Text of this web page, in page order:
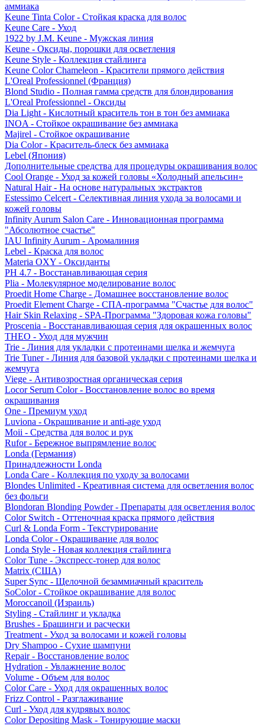
аммиака
Keune Tinta Color - Стойкая краска для волос
Keune Care - Уход
1922 by J.M. Keune - Мужская линия
Keune - Оксиды, порошки для осветления
Keune Style - Коллекция стайлинга
Keune Color Chameleon - Красители прямого действия
L'Oreal Professionnel (Франция)
Blond Studio - Полная гамма средств для блондирования
L'Oreal Professionnel - Оксиды
Dia Light - Кислотный краситель тон в тон без аммиака
INOA - Стойкое окрашивание без аммиака
Majirel - Стойкое окрашивание
Dia Color - Краситель-блеск без аммиака
Lebel (Япония)
Дополнительные средства для процедуры окрашивания волос
Cool Orange - Уход за кожей головы «Холодный апельсин»
Natural Hair - На основе натуральных экстрактов
Estessimo Celcert - Селективная линия ухода за волосами и
кожей головы
Infinity Aurum Salon Care - Инновационная программа
"Абсолютное счастье"
IAU Infinity Aurum - Аромалиния
Lebel - Краска для волос
Materia OXY - Оксиданты
PH 4.7 - Восстанавливающая серия
Plia - Молекулярное моделирование волос
Proedit Home Charge - Домашнее восстановление волос
Proedit Element Charge - СПА-программа "Счастье для волос"
Hair Skin Relaxing - SPA-Программа "Здоровая кожа головы"
Proscenia - Восстанавливающая серия для окрашенных волос
THEO - Уход для мужчин
Trie - Линия для укладки с протеинами шелка и жемчуга
Trie Tuner - Линия для базовой укладки с протеинами шелка и
жемчуга
Viege - Антивозростная органическая серия
Locor Serum Color - Восстановление волос во время
окрашивания
One - Премиум уход
Luviona - Окрашивание и anti-age уход
Moii - Средства для волос и рук
Rufor - Бережное выпрямление волос
Londa (Германия)
Принадлежности Londa
Londa Care - Коллекция по уходу за волосами
Blondes Unlimited - Креативная система для осветления волос
без фольги
Blondoran Blonding Powder - Препараты для осветления волос
Color Switch - Оттеночная краска прямого действия
Curl & Londa Form - Текстурирование
Londa Color - Окрашивание для волос
Londa Style - Новая коллекция стайлинга
Color Tune - Экспресс-тонер для волос
Matrix (США)
Super Sync - Щелочной безаммиачный краситель
SoColor - Стойкое окрашивание для волос
Moroccanoil (Израиль)
Styling - Стайлинг и укладка
Brushes - Брашинги и расчески
Treatment - Уход за волосами и кожей головы
Dry Shampoo - Сухие шампуни
Repair - Восстановление волос
Hydration - Увлажнение волос
Volume - Объем для волос
Color Care - Уход для окрашенных волос
Frizz Control - Разглаживание
Curl - Уход для кудрявых волос
Color Depositing Mask - Тонирующие маски